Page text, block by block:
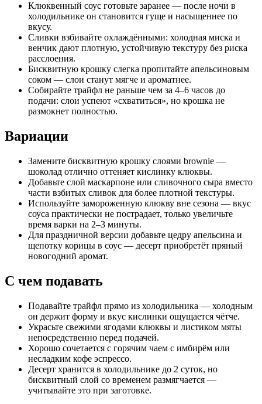
Клюквенный соус готовьте заранее — после ночи в
холодильнике он становится гуще и насыщеннее по
вкусу.
Сливки взбивайте охлаждёнными: холодная миска и
венчик дают плотную, устойчивую текстуру без риска
расслоения.
Бисквитную крошку слегка пропитайте апельсиновым
соком — слои станут мягче и ароматнее.
Собирайте трайфл не раньше чем за 4–6 часов до
подачи: слои успеют «схватиться», но крошка не
размокнет полностью.
Вариации
Замените бисквитную крошку слоями brownie —
шоколад отлично оттеняет кислинку клюквы.
Добавьте слой маскарпоне или сливочного сыра вместо
части взбитых сливок для более плотной текстуры.
Используйте замороженную клюкву вне сезона — вкус
соуса практически не пострадает, только увеличьте
время варки на 2–3 минуты.
Для праздничной версии добавьте цедру апельсина и
щепотку корицы в соус — десерт приобретёт пряный
новогодний аромат.
С чем подавать
Подавайте трайфл прямо из холодильника — холодным
он держит форму и вкус кислинки ощущается чётче.
Украсьте свежими ягодами клюквы и листиком мяты
непосредственно перед подачей.
Хорошо сочетается с горячим чаем с имбирём или
несладким кофе эспрессо.
Десерт хранится в холодильнике до 2 суток, но
бисквитный слой со временем размягчается —
учитывайте это при заготовке.